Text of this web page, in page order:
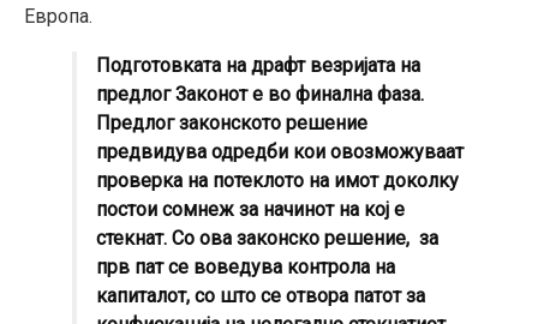
Европа.
Подготовката на драфт везријата на
предлог Законот е во финална фаза.
Предлог законското решение
предвидува одредби кои овозможуваат
проверка на потеклото на имот доколку
постои сомнеж за начинот на кој е
стекнат. Со ова законско решение, за
прв пат се воведува контрола на
капиталот, со што се отвора патот за